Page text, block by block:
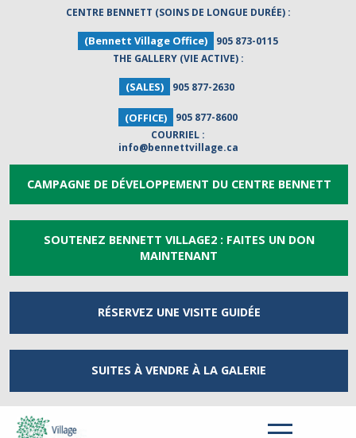
CENTRE BENNETT (SOINS DE LONGUE DURÉE) :
(Bennett Village Office)
905 873-0115
THE GALLERY (VIE ACTIVE) :
(SALES) 905 877-2630
(OFFICE)
905 877-8600
COURRIEL :
info@bennettvillage.ca
CAMPAGNE DE DÉVELOPPEMENT DU CENTRE BENNETT
SOUTENEZ BENNETT VILLAGE2 : FAITES UN DON
MAINTENANT
RÉSERVEZ UNE VISITE GUIDÉE
SUITES À VENDRE À LA GALERIE